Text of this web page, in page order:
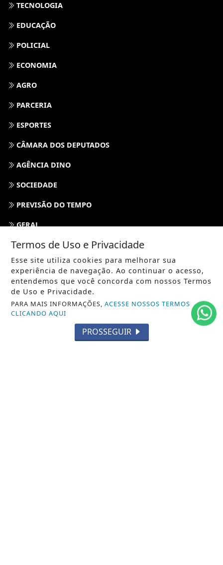
TECNOLOGIA
EDUCAÇÃO
POLICIAL
ECONOMIA
AGRO
PARCERIA
ESPORTES
CÂMARA DOS DEPUTADOS
AGÊNCIA DINO
SOCIEDADE
PREVISÃO DO TEMPO
GERAL
HORÓSCOPO
SOCIAL NEWS
SPORT & SAÚDE
/ NAVEGUE
Termos de Uso e Privacidade
Esse site utiliza cookies para melhorar sua
experiência de navegação. Ao continuar o acesso,
entendemos que você concorda com nossos Termos
de Uso e Privacidade.
PARA MAIS INFORMAÇÕES,ACESSE NOSSOS TERMOS
CLICANDO AQUI
PROSSEGUIR